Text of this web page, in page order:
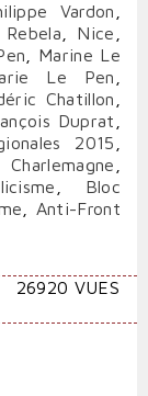
Vardon
Nice
Marine Le
Le Pen
Chatillon
Duprat
2015
Bloc
Anti-Front
26920 VUES